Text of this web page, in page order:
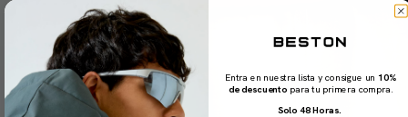
Entra en nuestra lista y consigue un 10%
de descuento para tu primera compra.
Solo 48 Horas.